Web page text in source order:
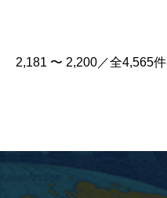
2,181 〜 2,200／全4,565件